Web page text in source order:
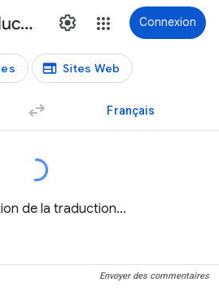
Traduction Connexion
Sites Web
Français
de la traduction…
Envoyer des commentaires